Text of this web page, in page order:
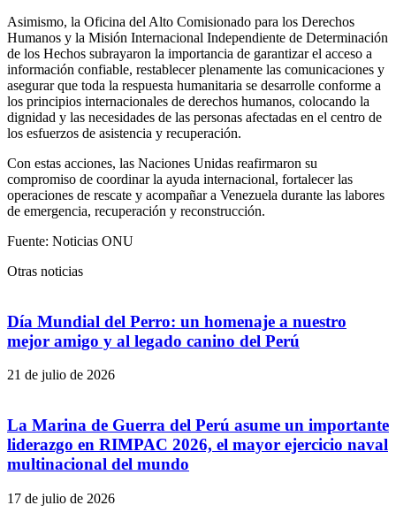
Asimismo, la Oficina del Alto Comisionado para los Derechos
Humanos y la Misión Internacional Independiente de Determinación
de los Hechos subrayaron la importancia de garantizar el acceso a
información confiable, restablecer plenamente las comunicaciones y
asegurar que toda la respuesta humanitaria se desarrolle conforme a
los principios internacionales de derechos humanos, colocando la
dignidad y las necesidades de las personas afectadas en el centro de
los esfuerzos de asistencia y recuperación.
Con estas acciones, las Naciones Unidas reafirmaron su
compromiso de coordinar la ayuda internacional, fortalecer las
operaciones de rescate y acompañar a Venezuela durante las labores
de emergencia, recuperación y reconstrucción.
Fuente: Noticias ONU
Otras noticias
Día Mundial del Perro: un homenaje a nuestro
mejor amigo y al legado canino del Perú
21 de julio de 2026
La Marina de Guerra del Perú asume un importante
liderazgo en RIMPAC 2026, el mayor ejercicio naval
multinacional del mundo
17 de julio de 2026